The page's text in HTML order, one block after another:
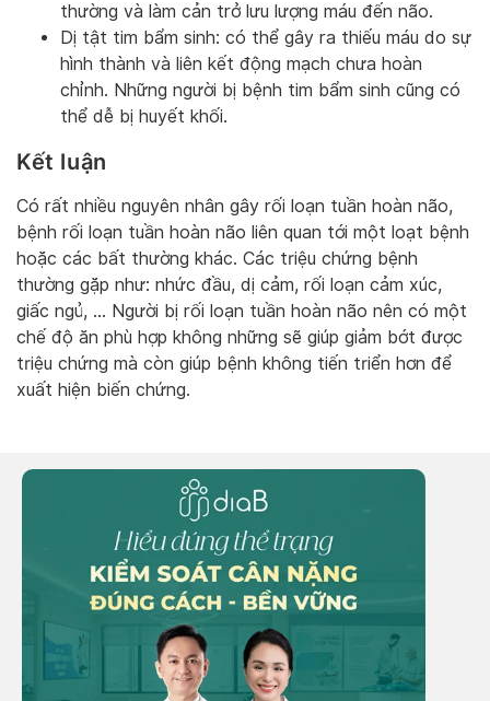
thường và làm cản trở lưu lượng máu đến não.
Dị tật tim bẩm sinh: có thể gây ra thiếu máu do sự
hình thành và liên kết động mạch chưa hoàn
chỉnh. Những người bị bệnh tim bẩm sinh cũng có
thể dễ bị huyết khối.
Kết luận
Có rất nhiều nguyên nhân gây rối loạn tuần hoàn não,
bệnh rối loạn tuần hoàn não liên quan tới một loạt bệnh
hoặc các bất thường khác. Các triệu chứng bệnh
thường gặp như: nhức đầu, dị cảm, rối loạn cảm xúc,
giấc ngủ, … Người bị rối loạn tuần hoàn não nên có một
chế độ ăn phù hợp không những sẽ giúp giảm bớt được
triệu chứng mà còn giúp bệnh không tiến triển hơn để
xuất hiện biến chứng.